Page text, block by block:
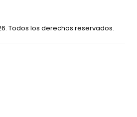
Todos los derechos reservados.